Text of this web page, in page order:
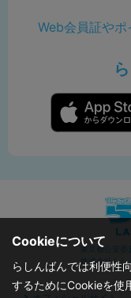
Web会員証や
東京都公安
株式会社らし
Cookieについて
らしんばんでは利便性
するためにCookieを使